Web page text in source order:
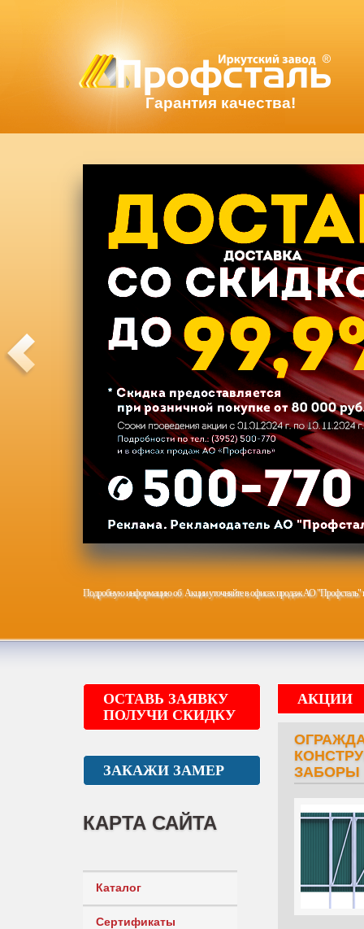
Гарантия качества!
Подробную информацию об Акции уточняйте в офисах продаж АО "Профсталь"
ОСТАВЬ ЗАЯВКУ
ПОЛУЧИ СКИДКУ
ЗАКАЖИ ЗАМЕР
КАРТА САЙТА
Каталог
Сертификаты
АКЦИИ
ЗАБОРЫ
Задать вопрос